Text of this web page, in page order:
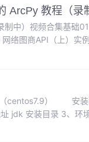
ArcPy 教程（录
制中）视频合集基
图商API（上）实
费 基础01 —— 环境
（centos7.9） 安
jdk 安装目录 3、环